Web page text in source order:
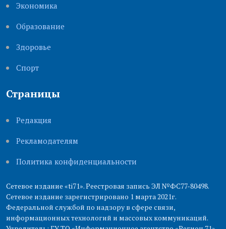
Экономика
Образование
Здоровье
Cпорт
Страницы
Редакция
Рекламодателям
Политика конфиденциальности
Сетевое издание «ti71». Реестровая запись ЭЛ №ФС77-80498.
Сетевое издание зарегистрировано 1 марта 2021г.
Федеральной службой по надзору в сфере связи,
информационных технологий и массовых коммуникаций.